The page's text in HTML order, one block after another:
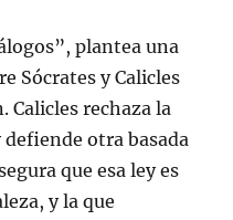
plantea una
Sócrates y Calicles
Calicles rechaza la
otra basada
que esa ley es
y la que